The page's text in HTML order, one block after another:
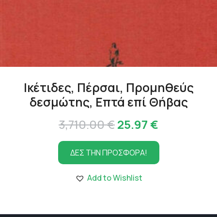
Ικέτιδες, Πέρσαι, Προμηθεύς
δεσμώτης, Επτά επί Θήβας
3,710.00€Original
price
was:
3,710.00 €.
25.97 €
τρέχουσα
τιμή
ΔΕΣ ΤΗΝ ΠΡΟΣΦΟΡΑ!
Add to Wishlist